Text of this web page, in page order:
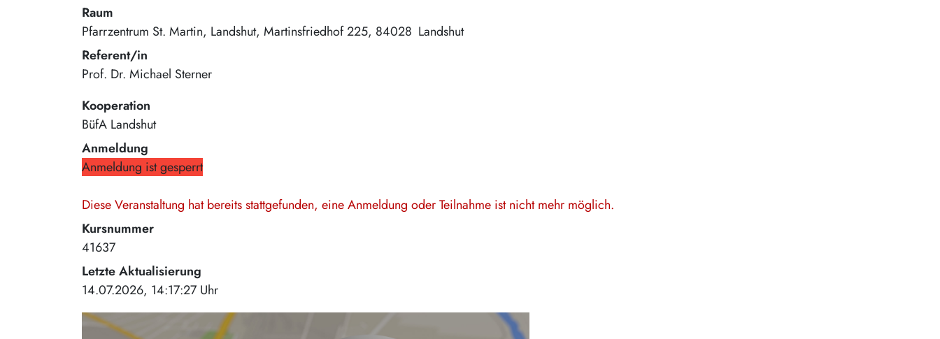
Raum
Pfarrzentrum St. Martin, Landshut Martinsfriedhof 225 84028 Landshut
Referent/in
Prof. Dr. Michael Sterner
Kooperation
BüfA Landshut
Anmeldung
Anmeldung ist gesperrt
Diese Veranstaltung hat bereits stattgefunden, eine Anmeldung oder Teilnahme ist nicht mehr möglich.
Kursnummer
41637
Letzte Aktualisierung
14.07.2026, 14:17:27 Uhr